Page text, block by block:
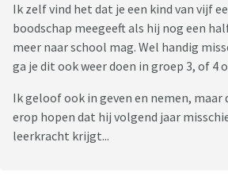
Ik zelf vind het dat je een kind van vijf
boodschap meegeeft als hij nog een
meer naar school mag. Wel handig
ga je dit ook weer doen in groep 3, of 4
Ik geloof ook in geven en nemen, maar
erop hopen dat hij volgend jaar
leerkracht krijgt...